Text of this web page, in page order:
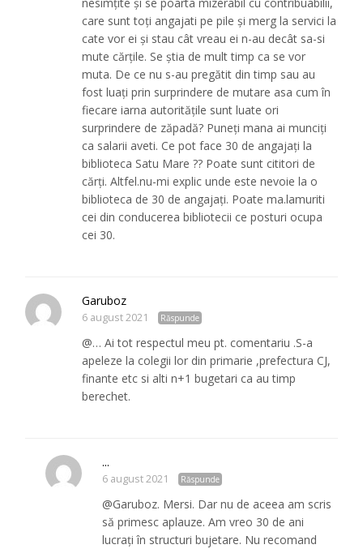
care sunt toți angajati pe pile și merg la servici la
cate vor ei și stau cât vreau ei n-au decât sa-si
mute cărțile. Se știa de mult timp ca se vor
muta. De ce nu s-au pregătit din timp sau au
fost luați prin surprindere de mutare asa cum în
fiecare iarna autoritățile sunt luate ori
surprindere de zăpadă? Puneți mana ai munciți
ca salarii aveti. Ce pot face 30 de angajați la
biblioteca Satu Mare ?? Poate sunt cititori de
cărți. Altfel.nu-mi explic unde este nevoie la o
biblioteca de 30 de angajați. Poate ma.lamuriti
cei din conducerea bibliotecii ce posturi ocupa
cei 30.
Garuboz
6 august 2021 Răspunde
@… Ai tot respectul meu pt. comentariu .S-a
apeleze la colegii lor din primarie ,prefectura CJ,
finante etc si alti n+1 bugetari ca au timp
berechet.
...
6 august 2021 Răspunde
@Garuboz. Mersi. Dar nu de aceea am scris
să primesc aplauze. Am vreo 30 de ani
lucrați în structuri bujetare. Nu recomand